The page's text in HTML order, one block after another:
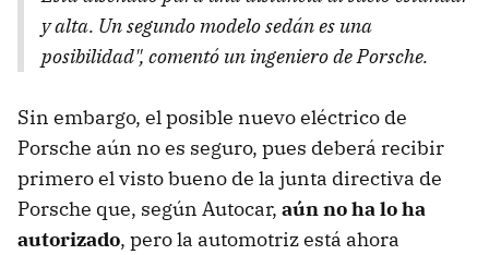
y alta. Un segundo modelo sedán es una
posibilidad", comentó un ingeniero de Porsche.
Sin embargo, el posible nuevo eléctrico de
Porsche aún no es seguro, pues deberá recibir
primero el visto bueno de la junta directiva de
Porsche que, según Autocar, aún no ha lo ha
autorizado, pero la automotriz está ahora